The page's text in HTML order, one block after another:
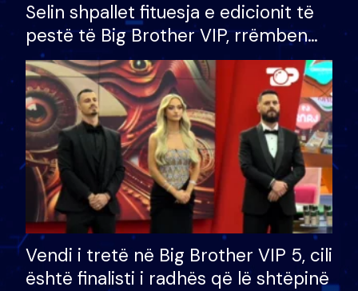
Selin shpallet fituesja e edicionit të
pestë të Big Brother VIP, rrëmben
çmimin e madh prej 100 mijë eurosh
Vendi i tretë në Big Brother VIP 5, cili
është finalisti i radhës që lë shtëpinë